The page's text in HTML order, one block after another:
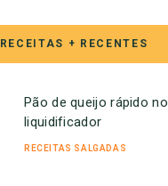
RECEITAS + RECENTES
Pão de queijo rápido no
liquidificador
RECEITAS SALGADAS